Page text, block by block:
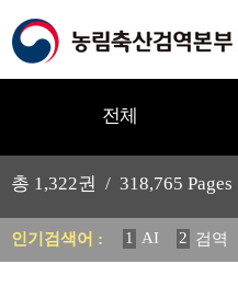
전체
총 1,322권 / 318,765 Pages
인기검색어 : 1 AI 2 검역
11 2025 12